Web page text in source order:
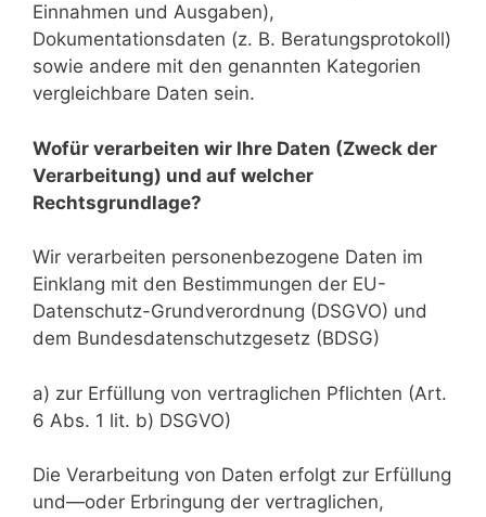
Einnahmen und Ausgaben),
Dokumentationsdaten (z. B. Beratungsprotokoll)
sowie andere mit den genannten Kategorien
vergleichbare Daten sein.
Wofür verarbeiten wir Ihre Daten (Zweck der
Verarbeitung) und auf welcher
Rechtsgrundlage?
Wir verarbeiten personenbezogene Daten im
Einklang mit den Bestimmungen der EU-
Datenschutz-Grundverordnung (DSGVO) und
dem Bundesdatenschutzgesetz (BDSG)
a) zur Erfüllung von vertraglichen Pflichten (Art.
6 Abs. 1 lit. b) DSGVO)
Die Verarbeitung von Daten erfolgt zur Erfüllung
und—oder Erbringung der vertraglichen,